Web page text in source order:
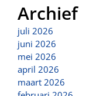
Archief
juli 2026
juni 2026
mei 2026
april 2026
maart 2026